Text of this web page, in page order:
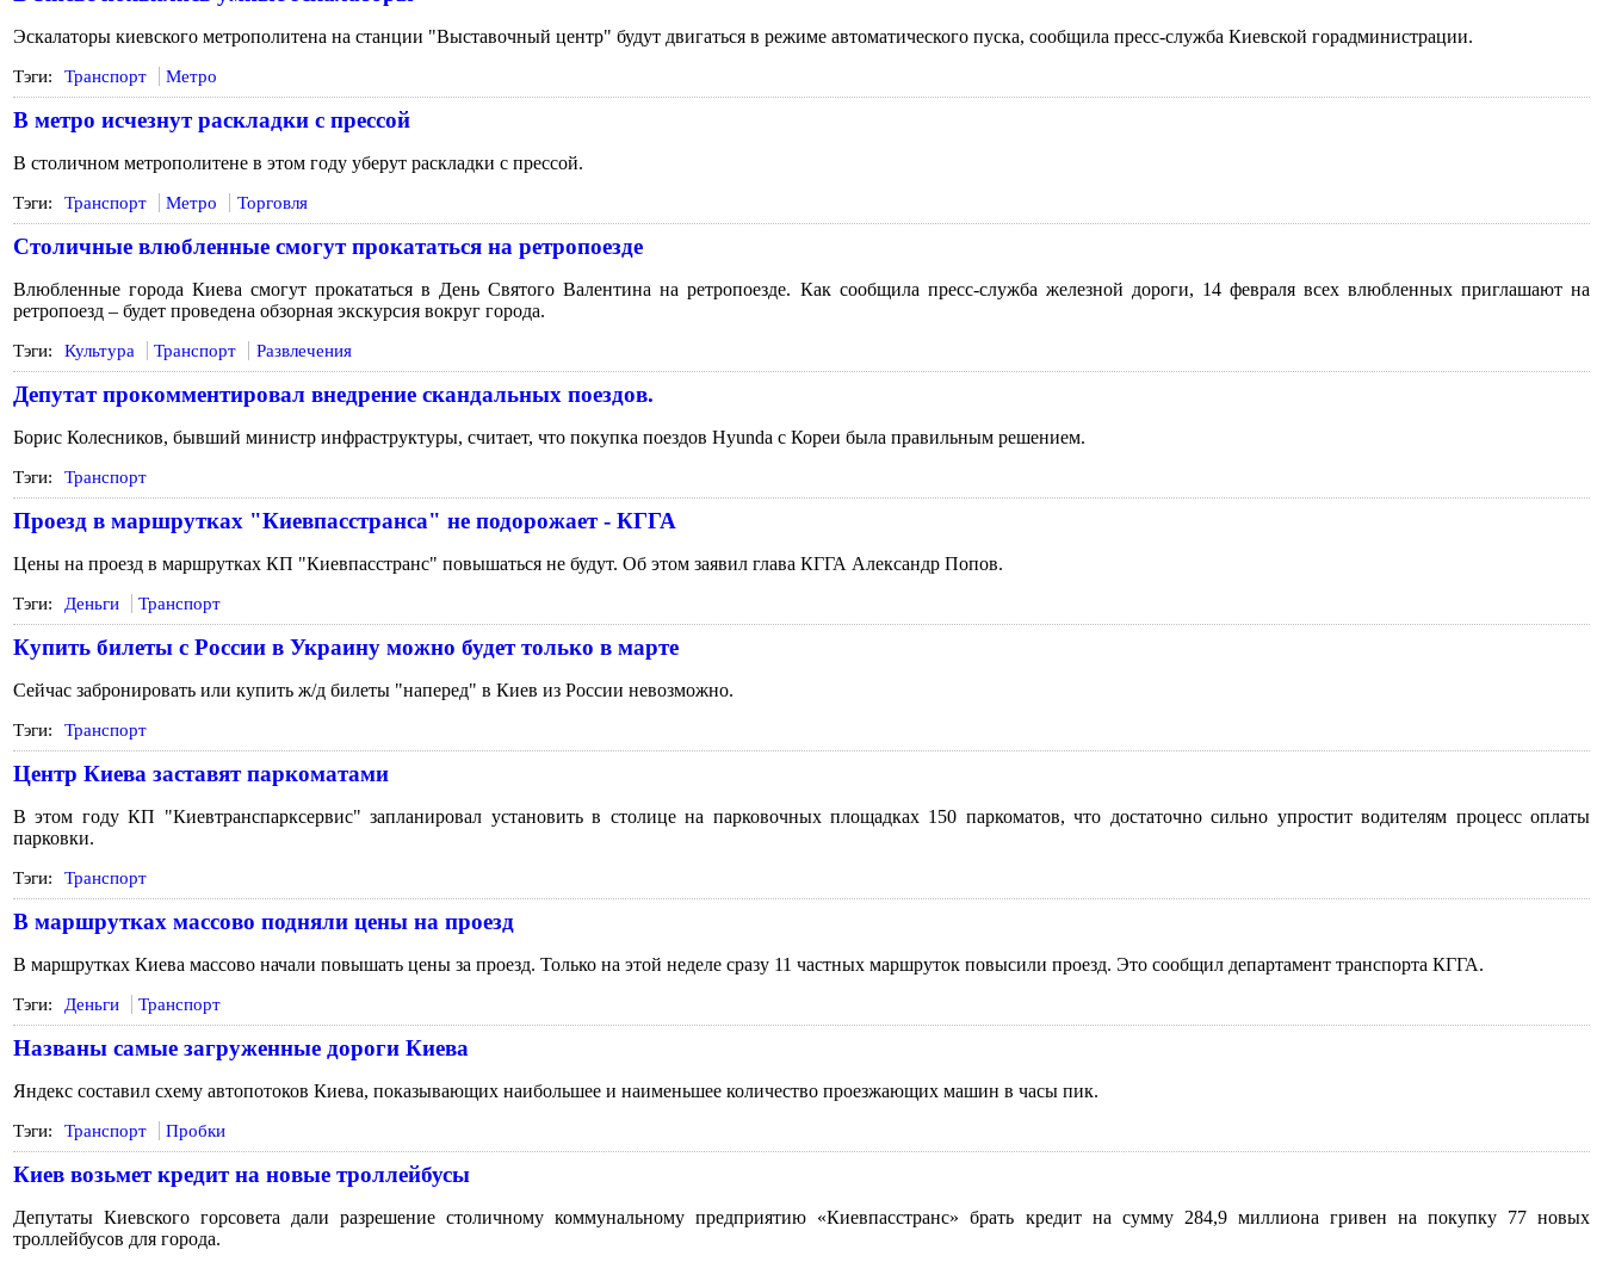
Эскалаторы киевского метрополитена на станции "Выставочный центр" будут двигаться в режиме автоматического пуска, сообщила пресс-служба Киевской горадминистрации.
Тэги: Транспорт Метро
В метро исчезнут раскладки с прессой
В столичном метрополитене в этом году уберут раскладки с прессой.
Тэги: Транспорт Метро Торговля
Столичные влюбленные смогут прокататься на ретропоезде
Влюбленные города Киева смогут прокататься в День Святого Валентина на ретропоезде. Как сообщила пресс-служба железной дороги, 14 февраля всех влюбленных приглашают на
ретропоезд – будет проведена обзорная экскурсия вокруг города.
Тэги: Культура Транспорт Развлечения
Депутат прокомментировал внедрение скандальных поездов.
Борис Колесников, бывший министр инфраструктуры, считает, что покупка поездов Hyunda с Кореи была правильным решением.
Тэги: Транспорт
Проезд в маршрутках "Киевпасстранса" не подорожает - КГГА
Цены на проезд в маршрутках КП "Киевпасстранс" повышаться не будут. Об этом заявил глава КГГА Александр Попов.
Тэги: Деньги Транспорт
Купить билеты с России в Украину можно будет только в марте
Сейчас забронировать или купить ж/д билеты "наперед" в Киев из России невозможно.
Тэги: Транспорт
Центр Киева заставят паркоматами
В этом году КП "Киевтранспарксервис" запланировал установить в столице на парковочных площадках 150 паркоматов, что достаточно сильно упростит водителям процесс оплаты
парковки.
Тэги: Транспорт
В маршрутках массово подняли цены на проезд
В маршрутках Киева массово начали повышать цены за проезд. Только на этой неделе сразу 11 частных маршруток повысили проезд. Это сообщил департамент транспорта КГГА.
Тэги: Деньги Транспорт
Названы самые загруженные дороги Киева
Яндекс составил схему автопотоков Киева, показывающих наибольшее и наименьшее количество проезжающих машин в часы пик.
Тэги: Транспорт Пробки
Киев возьмет кредит на новые троллейбусы
Депутаты Киевского горсовета дали разрешение столичному коммунальному предприятию «Киевпасстранс» брать кредит на сумму 284,9 миллиона гривен на покупку 77 новых
троллейбусов для города.